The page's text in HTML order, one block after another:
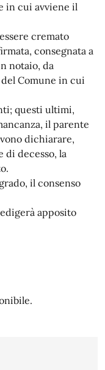
in cui avviene il
cremato
consegnata a
notaio, da
Comune in cui
questi ultimi,
il parente
dichiarare,
di decesso, la
il consenso
apposito